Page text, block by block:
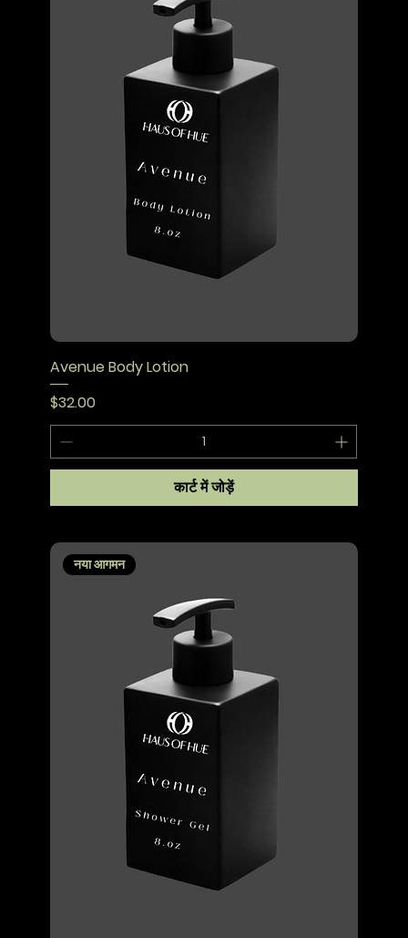
Avenue Body Lotion
मूल्य
$32.00
कार्ट में जोड़ें
नया आगमन